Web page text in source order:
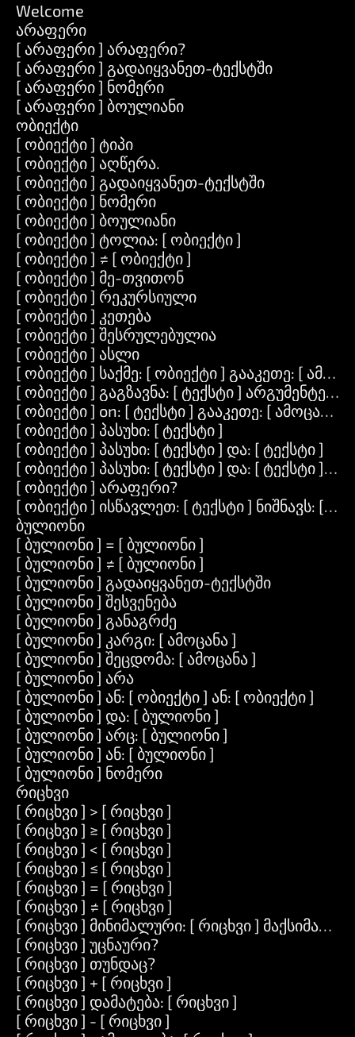
Welcome
არაფერი
[ არაფერი ] არაფერი?
[ არაფერი ] გადაიყვანეთ-ტექსტში
[ არაფერი ] ნომერი
[ არაფერი ] ბოულიანი
ობიექტი
[ ობიექტი ] ტიპი
[ ობიექტი ] აღწერა.
[ ობიექტი ] გადაიყვანეთ-ტექსტში
[ ობიექტი ] ნომერი
[ ობიექტი ] ბოულიანი
[ ობიექტი ] ტოლია: [ ობიექტი ]
[ ობიექტი ] ≠ [ ობიექტი ]
[ ობიექტი ] მე-თვითონ
[ ობიექტი ] რეკურსიული
[ ობიექტი ] კეთება
[ ობიექტი ] შესრულებულია
[ ობიექტი ] ასლი
[ ობიექტი ] საქმე: [ ობიექტი ] გააკეთე: [
[ ობიექტი ] გაგზავნა: [ ტექსტი ] არგუმენტები:
[ ობიექტი ] on: [ ტექსტი ] გააკეთე: [ ამოცანა ]
[ ობიექტი ] პასუხი: [ ტექსტი ]
[ ობიექტი ] პასუხი: [ ტექსტი ] და: [ ტექსტი ]
[ ობიექტი ] პასუხი: [ ტექსტი ] და: [ ტექსტი ]
[ ობიექტი ] არაფერი?
[ ობიექტი ] ისწავლეთ: [ ტექსტი ] ნიშნავს: [
ბულიონი
[ ბულიონი ] = [ ბულიონი ]
[ ბულიონი ] ≠ [ ბულიონი ]
[ ბულიონი ] გადაიყვანეთ-ტექსტში
[ ბულიონი ] შესვენება
[ ბულიონი ] განაგრძე
[ ბულიონი ] კარგი: [ ამოცანა ]
[ ბულიონი ] შეცდომა: [ ამოცანა ]
[ ბულიონი ] არა
[ ბულიონი ] ან: [ ობიექტი ] ან: [ ობიექტი ]
[ ბულიონი ] და: [ ბულიონი ]
[ ბულიონი ] არც: [ ბულიონი ]
[ ბულიონი ] ან: [ ბულიონი ]
[ ბულიონი ] ნომერი
რიცხვი
[ რიცხვი ] > [ რიცხვი ]
[ რიცხვი ] ≥ [ რიცხვი ]
[ რიცხვი ] < [ რიცხვი ]
[ რიცხვი ] ≤ [ რიცხვი ]
[ რიცხვი ] = [ რიცხვი ]
[ რიცხვი ] ≠ [ რიცხვი ]
[ რიცხვი ] მინიმალური: [ რიცხვი ]
[ რიცხვი ] უცნაური?
[ რიცხვი ] თუნდაც?
[ რიცხვი ] + [ რიცხვი ]
[ რიცხვი ] დამატება: [ რიცხვი ]
[ რიცხვი ] - [ რიცხვი ]